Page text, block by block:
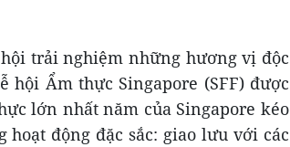
trải nghiệm những hương vị độc
hội Ẩm thực Singapore (SFF) được
lớn nhất năm của Singapore kéo
động đặc sắc: giao lưu với các